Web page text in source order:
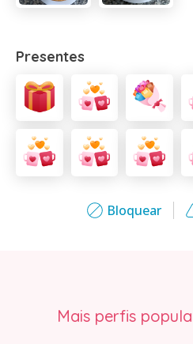
Bloquear
Presentes
Mais perfis